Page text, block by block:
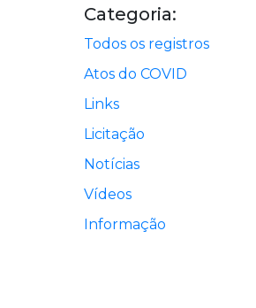
Categoria:
Todos os registros
Atos do COVID
Links
Licitação
Notícias
Vídeos
Informação